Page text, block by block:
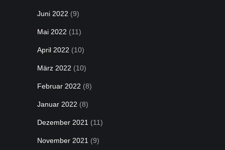
Juni 2022 (9)
Mai 2022 (11)
April 2022 (10)
März 2022 (10)
Februar 2022 (8)
Januar 2022 (8)
Dezember 2021 (11)
November 2021 (9)